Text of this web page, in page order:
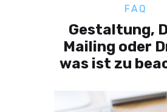
FAQ
Gestaltung,
Mailing oder
was ist zu